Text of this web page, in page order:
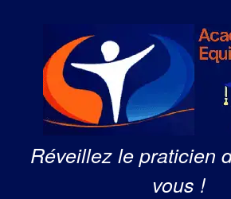
Réveillez le praticien
vous !